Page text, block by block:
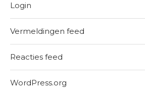
Login
Vermeldingen feed
Reacties feed
WordPress.org